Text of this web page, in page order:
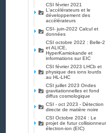
CSI février 2021
L'accélérateurs et le
développement des
accélérateurs
CSI- juin-2022 Calcul et
données
CSI octobre 2022 : Belle-2
et ALICE,
HyperKamiokande et
informations sur EIC
CSI février 2023 LHCb et
physique des ions lourds
au HL-LHC
CSI juillet 2023 Ondes
gravitationnelles et fond
diffus cosmologique
CSI - oct 2023 - Détection
directe de matière noire
CSI Octobre 2024 : Le
projet de futur collisionneur
électron-ion (EIC)